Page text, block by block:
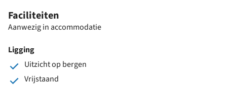
Faciliteiten
Aanwezig in accommodatie
Ligging
Uitzicht op bergen
Vrijstaand